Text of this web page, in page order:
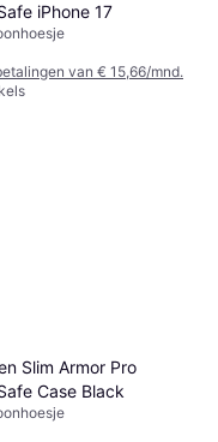
iPhone 17
van € 15,66/mnd.
Slim Armor Pro
Case Black